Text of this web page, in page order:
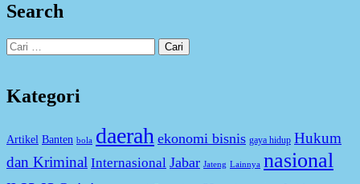
Search
Cari
untuk:
Kategori
Artikel Banten bola daerah ekonomi bisnis gaya hidup Hukum
dan Kriminal Internasional Jabar Jateng Lainnya nasional